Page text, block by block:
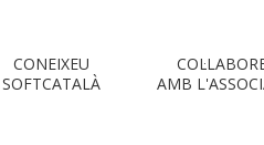
CONEIXEU
SOFTCATALÀ
AMB